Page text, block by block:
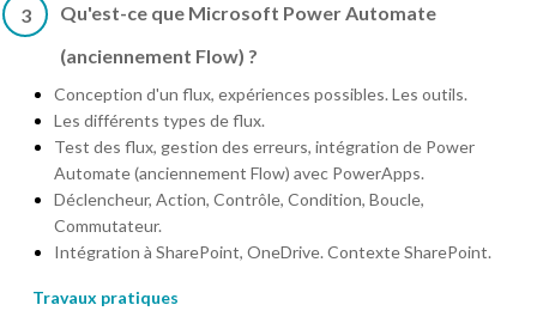
3
Qu'est-ce que Microsoft Power Automate
(anciennement Flow) ?
Conception d'un flux, expériences possibles. Les outils.
Les différents types de flux.
Test des flux, gestion des erreurs, intégration de Power
Automate (anciennement Flow) avec PowerApps.
Déclencheur, Action, Contrôle, Condition, Boucle,
Commutateur.
Intégration à SharePoint, OneDrive. Contexte SharePoint.
Travaux pratiques